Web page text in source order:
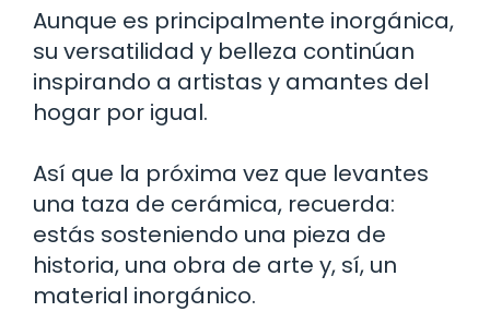
Aunque es principalmente inorgánica,
su versatilidad y belleza continúan
inspirando a artistas y amantes del
hogar por igual.
Así que la próxima vez que levantes
una taza de cerámica, recuerda:
estás sosteniendo una pieza de
historia, una obra de arte y, sí, un
material inorgánico.